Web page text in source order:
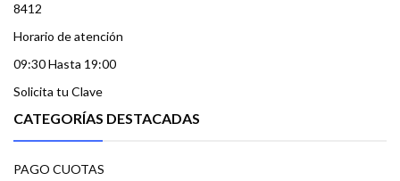
8412
Horario de atención
09:30 Hasta 19:00
Solicita tu Clave
CATEGORÍAS DESTACADAS
PAGO CUOTAS